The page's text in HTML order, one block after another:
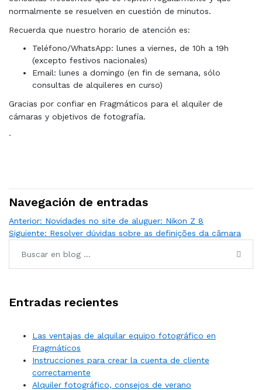
normalmente se resuelven en cuestión de minutos.
Recuerda que nuestro horario de atención es:
Teléfono/WhatsApp: lunes a viernes, de 10h a 19h
(excepto festivos nacionales)
Email: lunes a domingo (en fin de semana, sólo
consultas de alquileres en curso)
Gracias por confiar en Fragmáticos para el alquiler de
cámaras y objetivos de fotografía.
·
Navegación de entradas
Anterior: Novidades no site de aluguer: Nikon Z 8
Siguiente: Resolver dúvidas sobre as definições da câmara
Entradas recientes
Las ventajas de alquilar equipo fotográfico en
Fragmáticos
Instrucciones para crear la cuenta de cliente
correctamente
Alquiler fotográfico, consejos de verano